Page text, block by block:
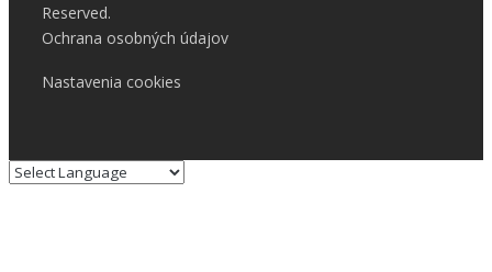
Reserved.
Ochrana osobných údajov
Nastavenia cookies